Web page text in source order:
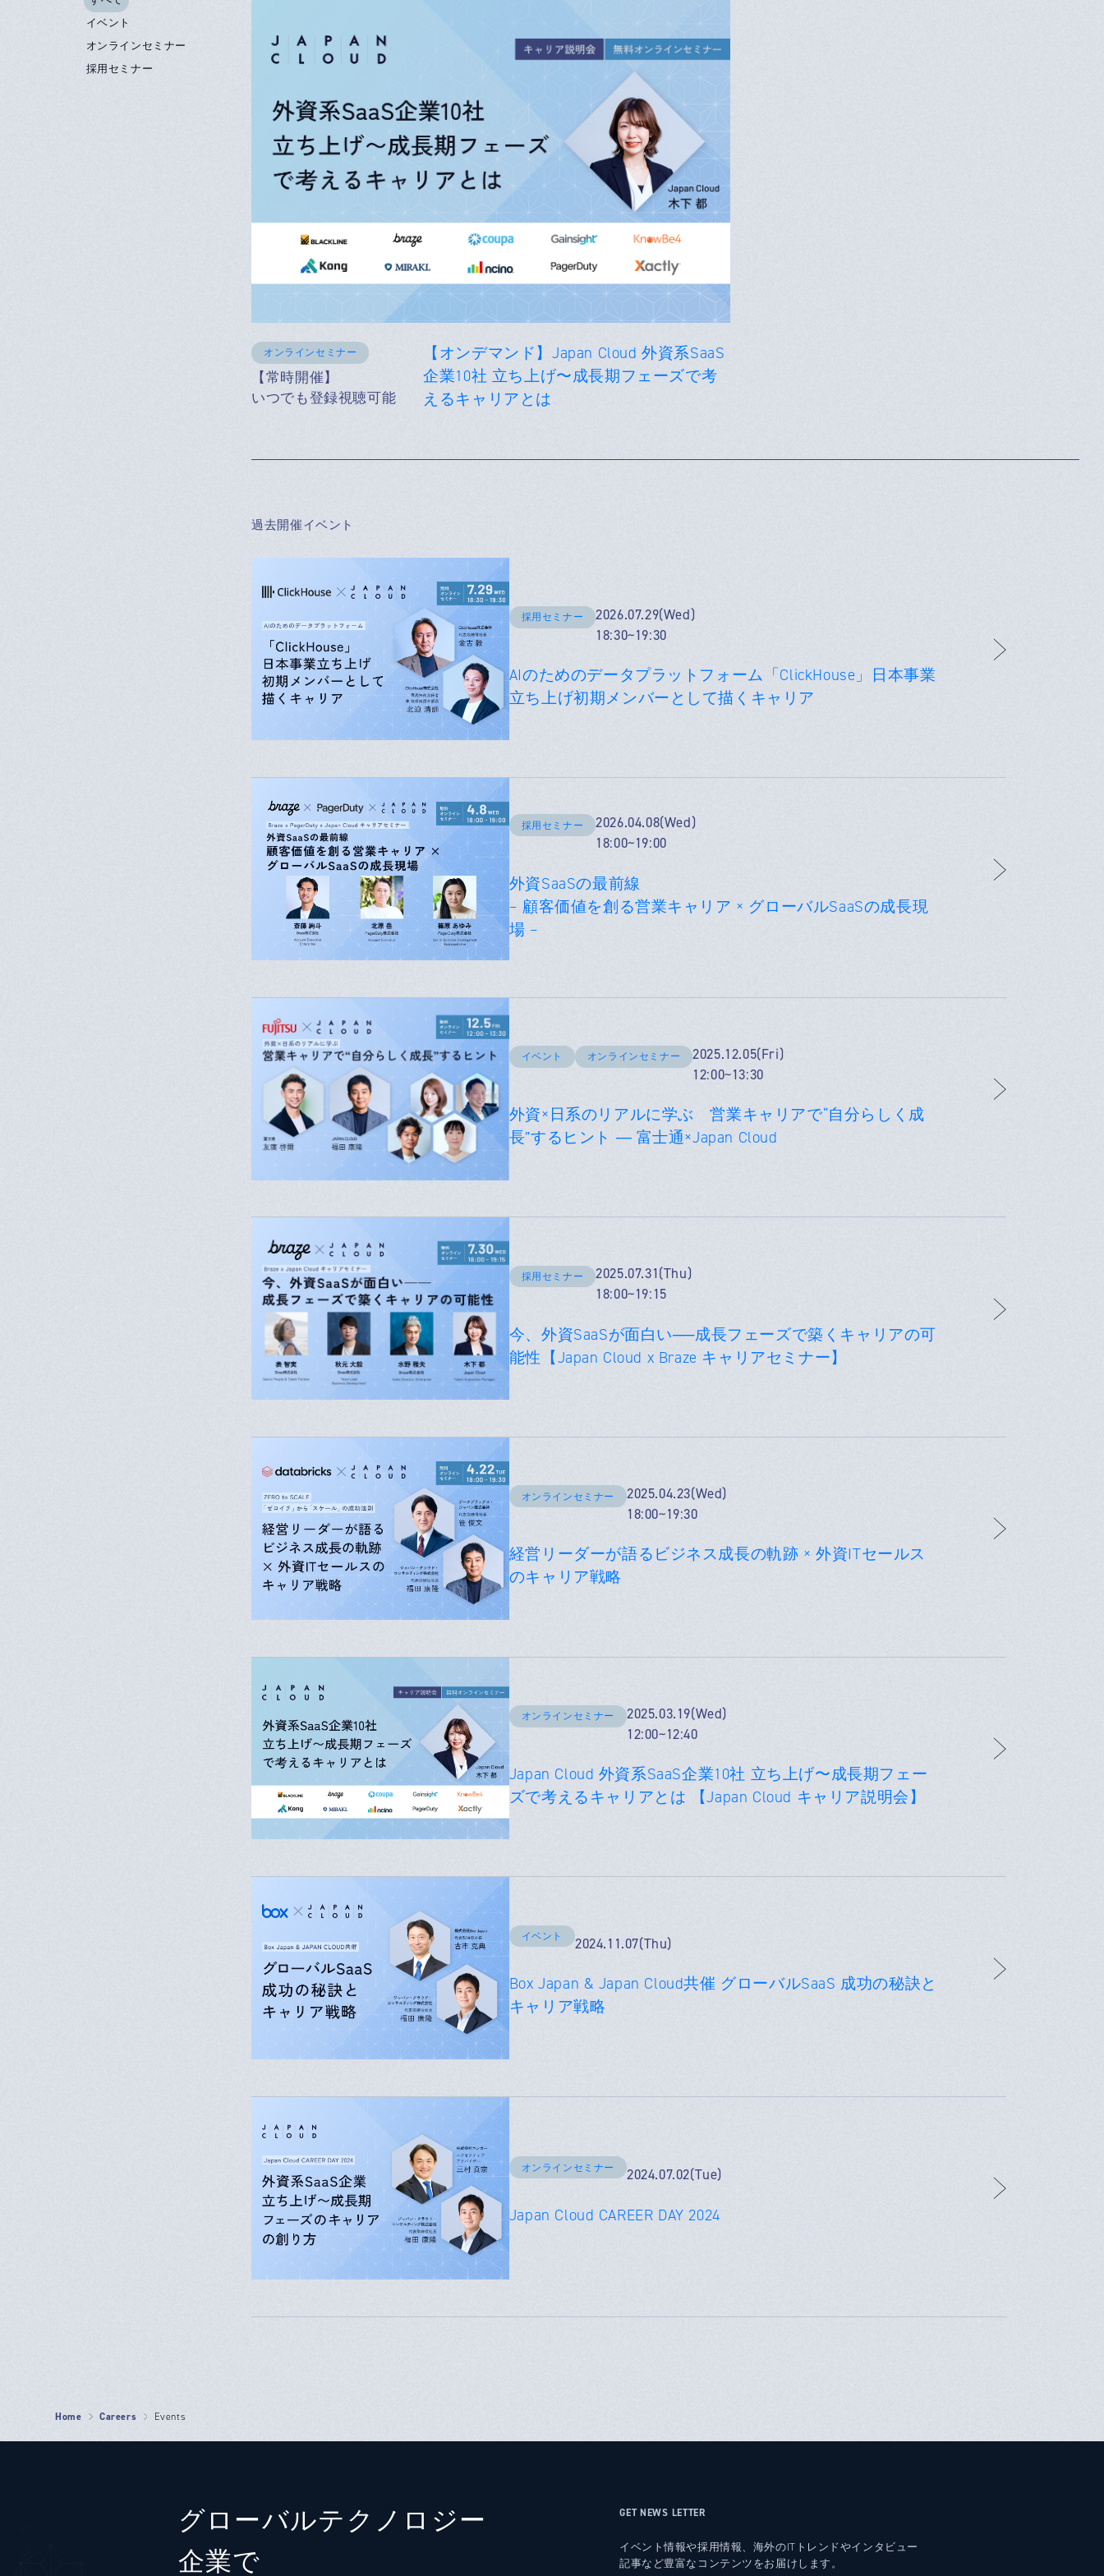
オンラインセミナー
【常時開催】
いつでも登録視聴可能
【オンデマンド】Japan Cloud 外資系SaaS
企業10社 立ち上げ〜成長期フェーズで考
えるキャリアとは
過去開催イベント
採用セミナー
2026.07.29(Wed)
18:30~19:30
AIのためのデータプラットフォーム「ClickHouse」日本事業
立ち上げ初期メンバーとして描くキャリア
採用セミナー
2026.04.08(Wed)
18:00~19:00
外資SaaSの最前線
– 顧客価値を創る営業キャリア × グローバルSaaSの成長現
場 –
イベント オンラインセミナー
2025.12.05(Fri)
12:00~13:30
外資×日系のリアルに学ぶ 営業キャリアで“自分らしく成
長”するヒント ― 富士通×Japan Cloud
採用セミナー
2025.07.31(Thu)
18:00~19:15
今、外資SaaSが面白い──成長フェーズで築くキャリアの可
能性【Japan Cloud x Braze キャリアセミナー】
オンラインセミナー
2025.04.23(Wed)
18:00~19:30
経営リーダーが語るビジネス成長の軌跡 × 外資ITセールス
のキャリア戦略
オンラインセミナー
2025.03.19(Wed)
12:00~12:40
Japan Cloud 外資系SaaS企業10社 立ち上げ〜成長期フェー
ズで考えるキャリアとは 【Japan Cloud キャリア説明会】
イベント 2024.11.07(Thu)
Box Japan & Japan Cloud共催 グローバルSaaS 成功の秘訣と
キャリア戦略
オンラインセミナー 2024.07.02(Tue)
Japan Cloud CAREER DAY 2024
イベント
オンラインセミナー
採用セミナー
Home Careers Events
グローバルテクノロジー
企業で
GET NEWS LETTER
イベント情報や採用情報、海外のITトレンドやインタビュー
記事など豊富なコンテンツをお届けします。